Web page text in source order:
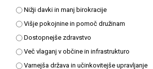
Nižji davki in manj birokracije
Višje pokojnine in pomoč družinam
Dostopnejše zdravstvo
Več vlaganj v občine in infrastrukturo
Varnejša država in učinkovitejše upravljanje